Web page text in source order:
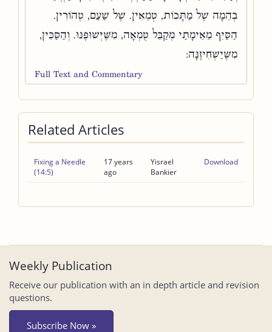
בְהֵמָה שֶׁל מַתָּכוֹת, טְמֵאִין. שֶׁל שַׁעַם, טְהוֹרִין.
הַסַּיִף מֵאֵימָתַי מְקַבֵּל טֻמְאָה, מִשֶּׁיְּשׁוּפֶנּוּ. וְהַסַּכִּין,
מִשֶּׁיַשְׁחִיזֶנָּה:
Full Text and Commentary
Related Articles
Fixing a Needle
(14:5)
17 years
ago
Yisrael
Bankier
Download
Weekly Publication
Receive our publication with an in depth article and revision
questions.
Subscribe Now »